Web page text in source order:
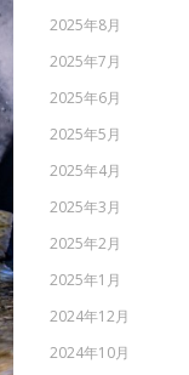
2025年8月
2025年7月
2025年6月
2025年5月
2025年4月
2025年3月
2025年2月
2025年1月
2024年12月
2024年10月